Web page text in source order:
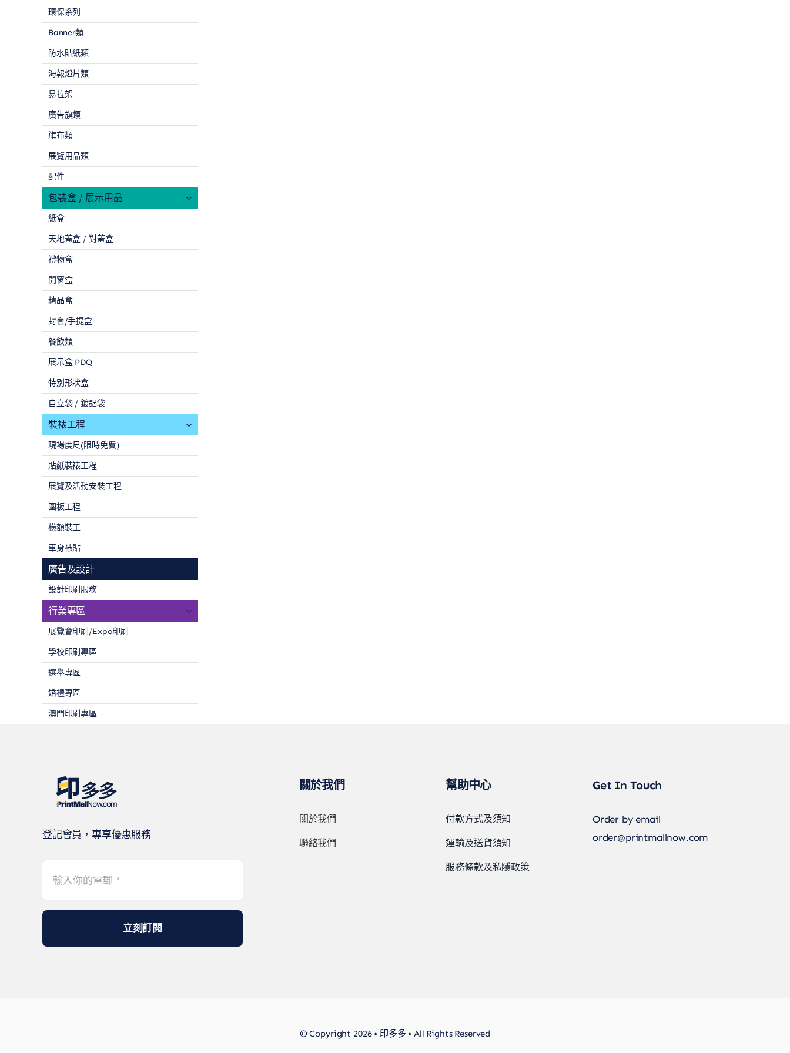
環保系列
Banner類
防水貼紙類
海報燈片類
易拉架
廣告旗類
旗布類
展覽用品類
配件
包裝盒 / 展示用品
紙盒
天地蓋盒 / 對蓋盒
禮物盒
開窗盒
精品盒
封套/手提盒
餐飲類
展示盒 PDQ
特別形狀盒
自立袋 / 鍍鋁袋
裝裱工程
現場度尺(限時免費)
貼紙裝裱工程
展覽及活動安裝工程
圍板工程
橫額裝工
車身裱貼
廣告及設計
設計印刷服務
行業專區
展覽會印刷/Expo印刷
學校印刷專區
選舉專區
婚禮專區
澳門印刷專區
登記會員，專享優惠服務
立刻訂閱
關於我們
關於我們
聯絡我們
幫助中心
付款方式及須知
運輸及送貨須知
服務條款及私隱政策
Get In Touch
Order by email
order@printmallnow.com
© Copyright 2026 • 印多多 • All Rights Reserved